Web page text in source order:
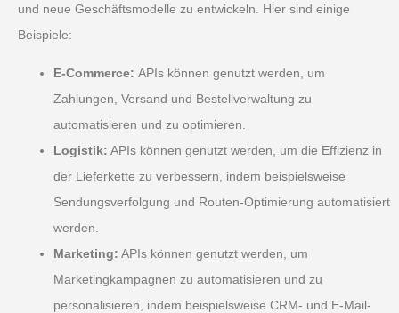
und neue Geschäftsmodelle zu entwickeln. Hier sind einige
Beispiele:
E-Commerce: APIs können genutzt werden, um
Zahlungen, Versand und Bestellverwaltung zu
automatisieren und zu optimieren.
Logistik: APIs können genutzt werden, um die Effizienz in
der Lieferkette zu verbessern, indem beispielsweise
Sendungsverfolgung und Routen-Optimierung automatisiert
werden.
Marketing: APIs können genutzt werden, um
Marketingkampagnen zu automatisieren und zu
personalisieren, indem beispielsweise CRM- und E-Mail-